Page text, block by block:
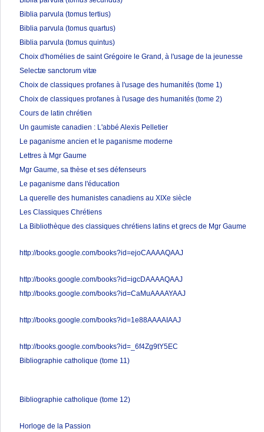
Biblia parvula (tomus tertius)
Biblia parvula (tomus quartus)
Biblia parvula (tomus quintus)
Choix d'homélies de saint Grégoire le Grand, à l'usage de la jeunesse
Selectæ sanctorum vitæ
Choix de classiques profanes à l'usage des humanités (tome 1)
Choix de classiques profanes à l'usage des humanités (tome 2)
Cours de latin chrétien
Un gaumiste canadien : L'abbé Alexis Pelletier
Le paganisme ancien et le paganisme moderne
Lettres à Mgr Gaume
Mgr Gaume, sa thèse et ses défenseurs
Le paganisme dans l'éducation
La querelle des humanistes canadiens au XIXe siècle
Les Classiques Chrétiens
La Bibliothèque des classiques chrétiens latins et grecs de Mgr Gaume
http://books.google.com/books?id=ejoCAAAAQAAJ
http://books.google.com/books?id=igcDAAAAQAAJ
http://books.google.com/books?id=CaMuAAAAYAAJ
http://books.google.com/books?id=1e88AAAAIAAJ
http://books.google.com/books?id=_6f4Zg9tY5EC
Bibliographie catholique (tome 11)
Bibliographie catholique (tome 12)
Horloge de la Passion